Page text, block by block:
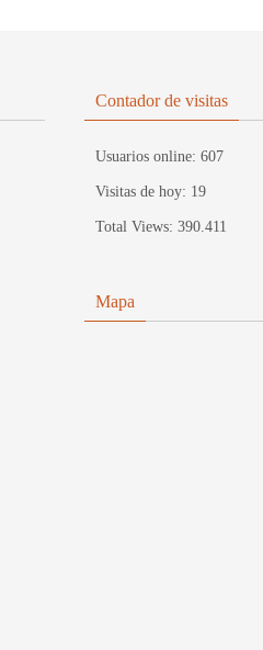
Contador de visitas
Usuarios online:607
Visitas de hoy: 19
Total Views:390.411
Mapa